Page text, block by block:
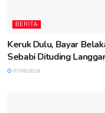
BERITA
Keruk Dulu, Bayar
Sebabi Dituding
07/08/2026